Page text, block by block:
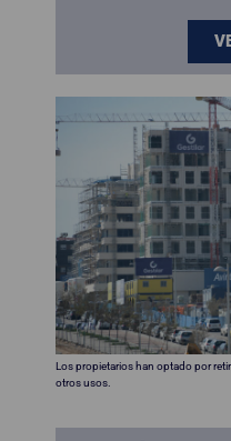
Los propietarios han optado por
otros usos.